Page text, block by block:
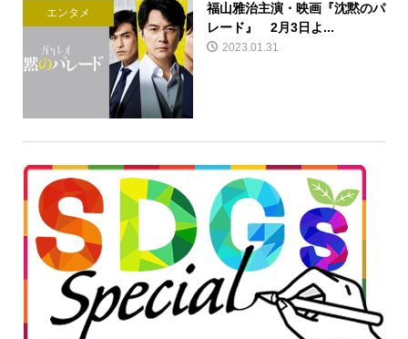
エンタメ
福山雅治主演・映画『沈黙のパ
レード』 2月3日よ...
2023.01.31